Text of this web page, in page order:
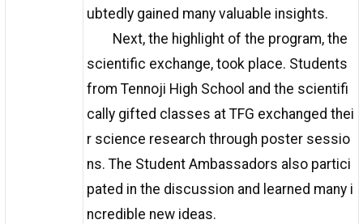
ubtedly gained many valuable insights.
Next, the highlight of the program, the
scientific exchange, took place. Students
from Tennoji High School and the scientifi
cally gifted classes at TFG exchanged thei
r science research through poster sessio
ns. The Student Ambassadors also partici
pated in the discussion and learned many i
ncredible new ideas.